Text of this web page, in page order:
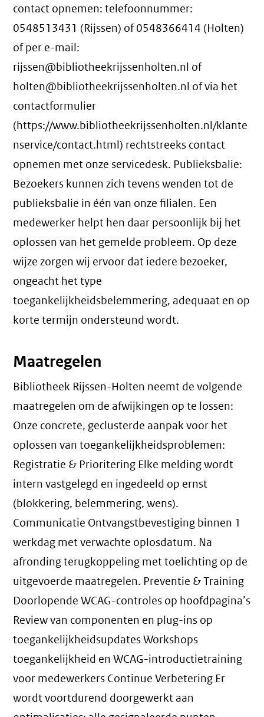
contact opnemen: telefoonnummer:
0548513431 (Rijssen) of 0548366414 (Holten)
of per e-mail:
rijssen@bibliotheekrijssenholten.nl of
holten@bibliotheekrijssenholten.nl of via het
contactformulier
(https://www.bibliotheekrijssenholten.nl/klante
nservice/contact.html) rechtstreeks contact
opnemen met onze servicedesk. Publieksbalie:
Bezoekers kunnen zich tevens wenden tot de
publieksbalie in één van onze filialen. Een
medewerker helpt hen daar persoonlijk bij het
oplossen van het gemelde probleem. Op deze
wijze zorgen wij ervoor dat iedere bezoeker,
ongeacht het type
toegankelijkheidsbelemmering, adequaat en op
korte termijn ondersteund wordt.
Maatregelen
Bibliotheek Rijssen-Holten neemt de volgende
maatregelen om de afwijkingen op te lossen:
Onze concrete, geclusterde aanpak voor het
oplossen van toegankelijkheidsproblemen:
Registratie & Prioritering Elke melding wordt
intern vastgelegd en ingedeeld op ernst
(blokkering, belemmering, wens).
Communicatie Ontvangstbevestiging binnen 1
werkdag met verwachte oplosdatum. Na
afronding terugkoppeling met toelichting op de
uitgevoerde maatregelen. Preventie & Training
Doorlopende WCAG-controles op hoofdpagina’s
Review van componenten en plug-ins op
toegankelijkheidsupdates Workshops
toegankelijkheid en WCAG-introductietraining
voor medewerkers Continue Verbetering Er
wordt voortdurend doorgewerkt aan